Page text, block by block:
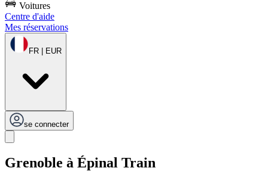
Voitures
Centre d'aide
Mes réservations
FR | EUR
se connecter
Grenoble à Épinal Train